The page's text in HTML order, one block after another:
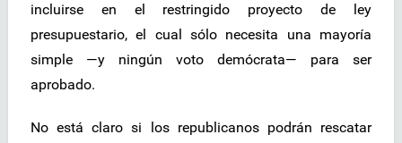
incluirse en el restringido proyecto de ley
presupuestario, el cual sólo necesita una mayoría
simple —y ningún voto demócrata— para ser
aprobado.
No está claro si los republicanos podrán rescatar